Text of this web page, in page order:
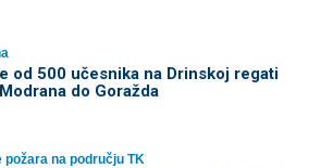
od 500 učesnika na Drinskoj regati
do Goražda
požara na području TK